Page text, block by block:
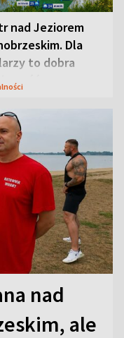
nad Jeziorem
Dla
to dobra
nad
ale